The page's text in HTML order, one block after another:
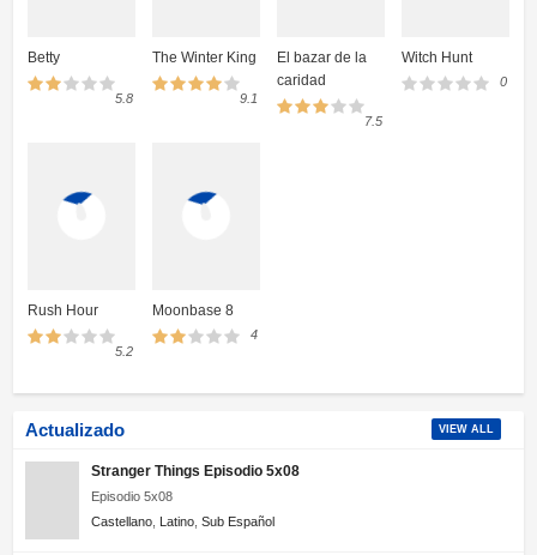
Betty
5.8
The Winter King
9.1
El bazar de la
caridad
7.5
Witch Hunt
0
Rush Hour
5.2
Moonbase 8
4
Actualizado VIEW ALL
Stranger Things Episodio 5x08
Episodio 5x08
Castellano Latino Sub Español